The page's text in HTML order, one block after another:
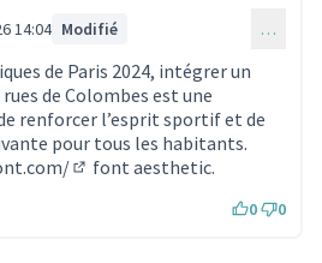
14:04 Modifié …
de Paris 2024, intégrer un
de Colombes est une
renforcer l’esprit sportif et de
pour tous les habitants.
font aesthetic.
0 0